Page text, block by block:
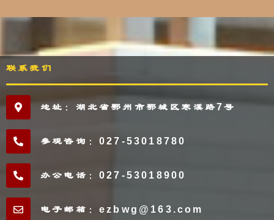
联系我们
地址：湖北省鄂州市鄂城区寒溪路7号
参观咨询：027-53018780
办公电话：027-53018900
电子邮箱：ezbwg@163.com